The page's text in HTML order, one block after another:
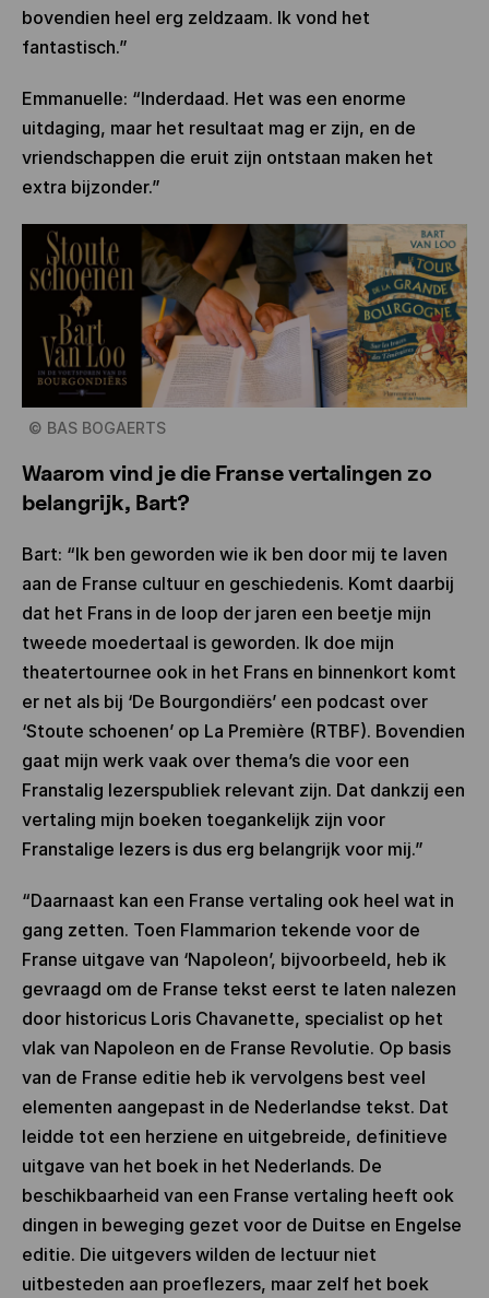
bovendien heel erg zeldzaam. Ik vond het
fantastisch.”
Emmanuelle: “Inderdaad. Het was een enorme
uitdaging, maar het resultaat mag er zijn, en de
vriendschappen die eruit zijn ontstaan maken het
extra bijzonder.”
© BAS BOGAERTS
Waarom vind je die Franse vertalingen zo
belangrijk, Bart?
Bart: “Ik ben geworden wie ik ben door mij te laven
aan de Franse cultuur en geschiedenis. Komt daarbij
dat het Frans in de loop der jaren een beetje mijn
tweede moedertaal is geworden. Ik doe mijn
theatertournee ook in het Frans en binnenkort komt
er net als bij ‘De Bourgondiërs’ een podcast over
‘Stoute schoenen’ op La Première (RTBF). Bovendien
gaat mijn werk vaak over thema’s die voor een
Franstalig lezerspubliek relevant zijn. Dat dankzij een
vertaling mijn boeken toegankelijk zijn voor
Franstalige lezers is dus erg belangrijk voor mij.”
“Daarnaast kan een Franse vertaling ook heel wat in
gang zetten. Toen Flammarion tekende voor de
Franse uitgave van ‘Napoleon’, bijvoorbeeld, heb ik
gevraagd om de Franse tekst eerst te laten nalezen
door historicus Loris Chavanette, specialist op het
vlak van Napoleon en de Franse Revolutie. Op basis
van de Franse editie heb ik vervolgens best veel
elementen aangepast in de Nederlandse tekst. Dat
leidde tot een herziene en uitgebreide, definitieve
uitgave van het boek in het Nederlands. De
beschikbaarheid van een Franse vertaling heeft ook
dingen in beweging gezet voor de Duitse en Engelse
editie. Die uitgevers wilden de lectuur niet
uitbesteden aan proeflezers, maar zelf het boek